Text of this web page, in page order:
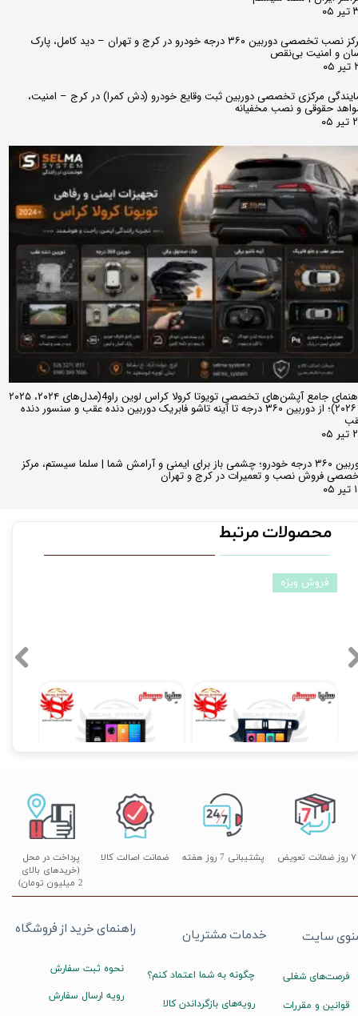
مرکز نصب تخصصی دوربین ۳۶۰ درجه خودرو در کرج و تهران – دید کامل، پارک
و امنیت بی‌نقص
مرکزی تخصصی دوربین ثبت وقایع خودرو (دش کمرا) در کرج – امنیت،
حقوقی و نصب مخفیانه
راهنمای جامع آپشن‌های تخصصی تویوتا کرولا کراس لوین راو4(مدل‌های ۲۰۲۴، ۲۰۲۵
و ۲۰۲۶)؛ از دوربین ۳۶۰ درجه تا آینه تاشو فابریک دوربین دنده عقب و سنسور دنده
دوربین ۳۶۰ درجه خودرو؛ چشمی باز برای ایمنی و آرامش شما | سلما سیستم، مرکز
فروش نصب و تعمیرات در کرج و تهران
محصولات مرتبط
مانیتور اندروید 7 اینچ یونیورسال برند ویستا مدل TSX 2032
۱۷,۸۹۰,۰۰۰ تومان
مانیتور فابریک اندروید تارا Taraبرند ویستا مدل MTX 1032
۱۴,۸۹۰,۰۰۰ تومان
فروش ویژه
پشتیبانی 7 روز هفته
پرداخت در محل
(خریدهای بالای
2 میلیون تومان)
۷ روز ضمانت تعویض ضمانت اصالت کالا
راهنمای خرید از فروشگاه
نحوه ثبت سفارش
رویه ارسال سفارش
خدمات مشتریان
چگونه به شما اعتماد کنم؟
رویه‌های بازگرداندن کالا
سایت
فرصت‌های شغلی
قوانین و مقررات